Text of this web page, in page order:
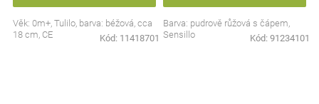
Věk: 0m+, Tulilo, barva: béžová, cca
18 cm, CE
Kód: 11418701
Barva: pudrově růžová s čápem,
Sensillo
Kód: 91234101